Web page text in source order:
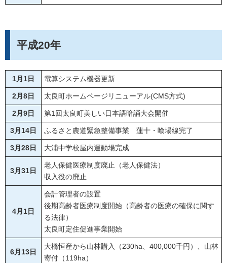
平成20年
1月1日 電算システム機器更新
2月8日 太良町ホームページリニューアル(CMS方式)
2月9日 第1回太良町美しい日本語暗誦大会開催
3月14日 ふるさと農道緊急整備事業 蓮十・喰場線完了
3月28日 大浦中学校屋内運動場完成
3月31日
老人保健医療制度廃止（老人保健法）
収入役の廃止
4月1日
会計管理者の設置
後期高齢者医療制度開始（高齢者の医療の確保に関す
る法律）
太良町定住促進事業開始
6月13日
大橋恒産から山林購入（230ha、400,000千円）、山林
寄付（119ha）